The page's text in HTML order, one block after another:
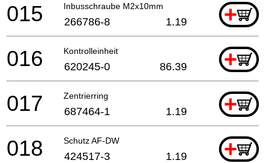
Inbusschraube M2x10mm +
015 266786-8 1.19
Kontrolleinheit +
016 620245-0 86.39
Zentrierring +
017 687464-1 1.19
Schutz AF-DW +
018 424517-3 1.19